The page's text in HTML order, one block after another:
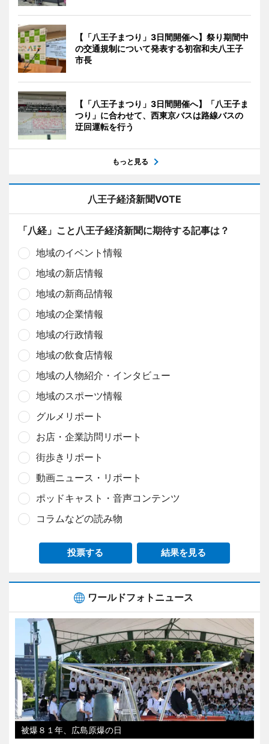
【「八王子まつり」3日間開催へ】祭り期間中
の交通規制について発表する初宿和夫八王子
市長
【「八王子まつり」3日間開催へ】「八王子ま
つり」に合わせて、西東京バスは路線バスの
迂回運転を行う
もっと見る
八王子経済新聞VOTE
「八経」こと八王子経済新聞に期待する記事は？
地域のイベント情報
地域の新店情報
地域の新商品情報
地域の企業情報
地域の行政情報
地域の飲食店情報
地域の人物紹介・インタビュー
地域のスポーツ情報
グルメリポート
お店・企業訪問リポート
街歩きリポート
動画ニュース・リポート
ポッドキャスト・音声コンテンツ
コラムなどの読み物
投票する 結果を見る
ワールドフォトニュース
被爆８１年、広島原爆の日